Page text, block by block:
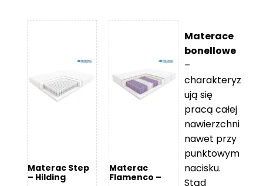
Materac Step
– Hilding
Materac
Flamenco –
Materace
bonellowe
–
charakteryz
ują się
pracą całej
nawierzchni
nawet przy
punktowym
nacisku.
Stąd